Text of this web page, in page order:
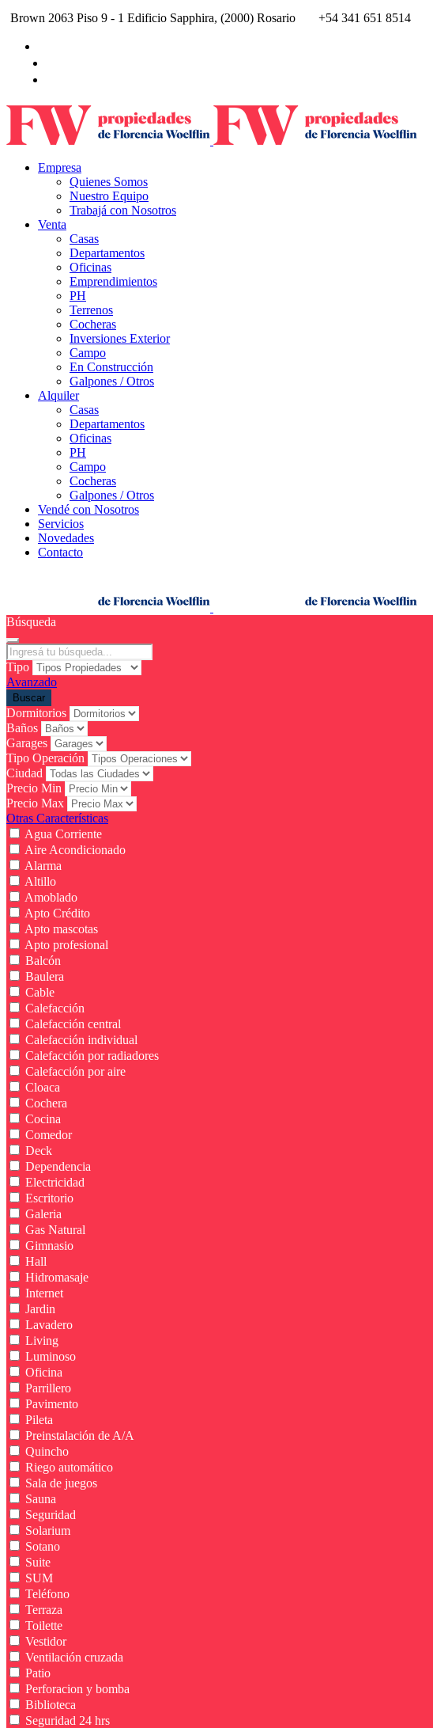
Brown 2063 Piso 9 - 1 Edificio Sapphira, (2000) Rosario +54 341 651 8514
Empresa
Quienes Somos
Nuestro Equipo
Trabajá con Nosotros
Venta
Casas
Departamentos
Oficinas
Emprendimientos
PH
Terrenos
Cocheras
Inversiones Exterior
Campo
En Construcción
Galpones / Otros
Alquiler
Casas
Departamentos
Oficinas
PH
Campo
Cocheras
Galpones / Otros
Vendé con Nosotros
Servicios
Novedades
Contacto
Búsqueda
Tipo
Avanzado
Buscar
Dormitorios
Baños
Garages
Tipo Operación
Ciudad
Precio Min
Precio Max
Otras Características
Agua Corriente
Aire Acondicionado
Alarma
Altillo
Amoblado
Apto Crédito
Apto mascotas
Apto profesional
Balcón
Baulera
Cable
Calefacción
Calefacción central
Calefacción individual
Calefacción por radiadores
Calefacción por aire
Cloaca
Cochera
Cocina
Comedor
Deck
Dependencia
Electricidad
Escritorio
Galeria
Gas Natural
Gimnasio
Hall
Hidromasaje
Internet
Jardin
Lavadero
Living
Luminoso
Oficina
Parrillero
Pavimento
Pileta
Preinstalación de A/A
Quincho
Riego automático
Sala de juegos
Sauna
Seguridad
Solarium
Sotano
Suite
SUM
Teléfono
Terraza
Toilette
Vestidor
Ventilación cruzada
Patio
Perforacion y bomba
Biblioteca
Seguridad 24 hrs